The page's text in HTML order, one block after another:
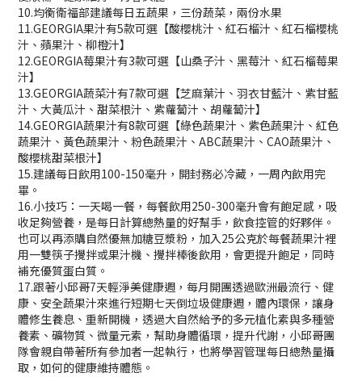
10.均衡衛福部建議每日五蔬果，三份蔬菜，兩份水果
11.GEORGIA果汁有5款可選【酸櫻桃汁、紅石榴汁、紅石榴櫻桃
汁、蘋果汁、柳橙汁】
12.GEORGIA莓果汁有3款可選【山桑子汁、黑莓汁、紅石榴莓果
汁】
13.GEORGIA蔬菜汁有7款可選【芝麻葉汁、羽衣甘藍汁、紫甘藍
汁、大黃瓜汁、甜菜根汁、紫蘿蔔汁、胡蘿蔔汁】
14.GEORGIA蔬果汁有8款可選【綠色蔬果汁、紫色蔬果汁、紅色
蔬果汁、黃色蔬果汁、粉色蔬果汁、ABC蔬果汁、CAO蔬果汁、
酸櫻桃甜菜根汁】
15.建議每日飲用100-150毫升，開封務必冷藏，一周內飲用完
畢。
16.小技巧：一天喝一餐，每餐飲用250-300毫升會有飽足感，吸
收足夠營養，是每日計算總熱量的好幫手，飲食控管的好夥伴。
也可以再添購自然優無加糖豆漿粉，加入25公克於每餐蔬果汁裡
用一雙筷子攪拌或果汁機、攪拌棒後飲用，會更提升飽足，同時
補充優質蛋白質。
17.跟著小邱哥7天輕淨美健康週，每月開團透過歐洲最流行、健
康、安全蔬果汁來進行短期七天倒垃圾健康週，體內環保，讓身
體修生養息、重新開機，透過大自然給予的多元植化素與多種營
養素、礦物質、微量元素，幫助身體循環，提升代謝，小邱哥團
隊會親自帶著所有參加者一起執行，也將學習管理每日總熱量攝
取，如何的健康維持體態。